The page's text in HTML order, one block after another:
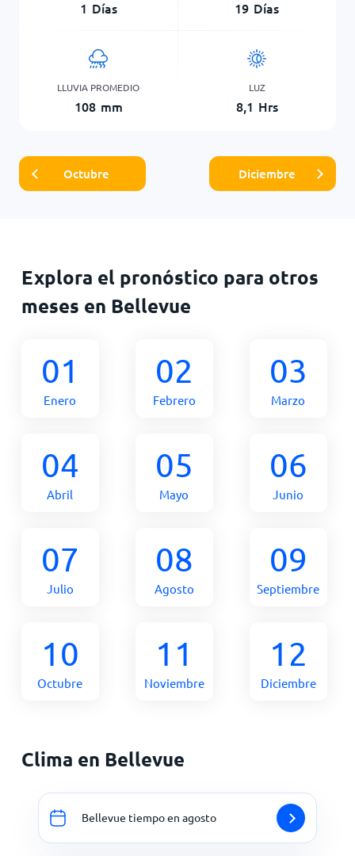
1 Días 19 Días
LLUVIA PROMEDIO
108 mm
LUZ
8,1 Hrs
Octubre Diciembre
Explora el pronóstico para otros
meses en Bellevue
01
Enero
02
Febrero
03
Marzo
04
Abril
05
Mayo
06
Junio
07
Julio
08
Agosto
09
Septiembre
10
Octubre
11
Noviembre
12
Diciembre
Clima en Bellevue
Bellevue tiempo en agosto